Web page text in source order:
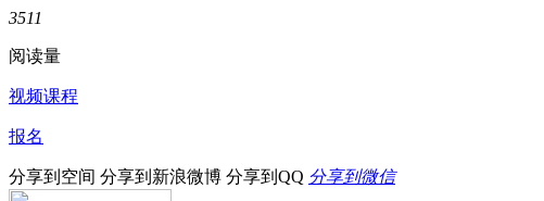
3511
阅读量
视频课程
报名
分享到空间 分享到新浪微博 分享到QQ 分享到微信